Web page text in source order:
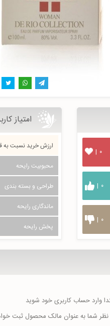
| ۰
| ۰
| ۰
امتیاز
ارزش خرید نسبت به
محبوبیت رایحه
طراحی و بسته بندی
ماندگاری رایحه
پخش رایحه
وارد حساب کاربری خود شوید
، نظر شما به عنوان مالک محصول ثبت